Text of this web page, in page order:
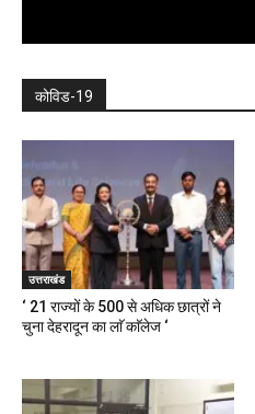
कोविड-19
उत्तराखंड
‘ 21 राज्यों के 500 से अधिक छात्रों ने
चुना देहरादून का लाॅ काॅलेज ‘